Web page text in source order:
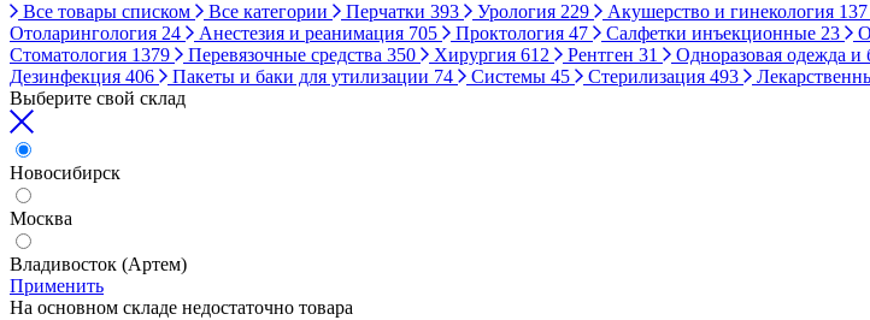
Все товары списком Все категории Перчатки 393 Урология 229 Акушерство и гинекология 137
Отоларингология 24 Анестезия и реанимация 705 Проктология 47 Салфетки инъекционные 23
Стоматология 1379 Перевязочные средства 350 Хирургия 612 Рентген 31 Одноразовая одежда и
Дезинфекция 406 Пакеты и баки для утилизации 74 Системы 45 Стерилизация 493
Выберите свой склад
Новосибирск
Москва
Владивосток (Артем)
Применить
На основном складе недостаточно товара